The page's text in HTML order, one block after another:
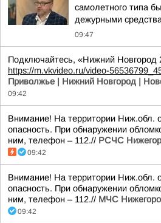
самолетного типа
дежурными
09:47
Подключайтесь, «Нижний Новгород
https://m.vkvideo.ru/video-
Приволжье | Нижний Новгород |
09:42
Внимание! На территории Ниж.обл.
опасность. При обнаружении
ним, телефон – 112.// РСЧС
09:42
Внимание! На территории Ниж.обл.
опасность. При обнаружении
ним, телефон – 112.// МЧС
09:42